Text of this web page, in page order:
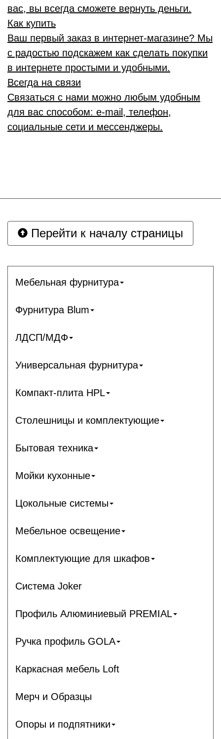
вас, вы всегда сможете вернуть деньги.
Как купить
Ваш первый заказ в интернет-магазине? Мы
с радостью подскажем как сделать покупки
в интернете простыми и удобными.
Всегда на связи
Связаться с нами можно любым удобным
для вас способом: e-mail, телефон,
социальные сети и мессенджеры.
Перейти к началу страницы
Мебельная фурнитура
Фурнитура Blum
ЛДСП/МДФ
Универсальная фурнитура
Компакт-плита HPL
Столешницы и комплектующие
Бытовая техника
Мойки кухонные
Цокольные системы
Мебельное освещение
Комплектующие для шкафов
Система Joker
Профиль Алюминиевый PREMIAL
Ручка профиль GOLA
Каркасная мебель Loft
Мерч и Образцы
Опоры и подпятники